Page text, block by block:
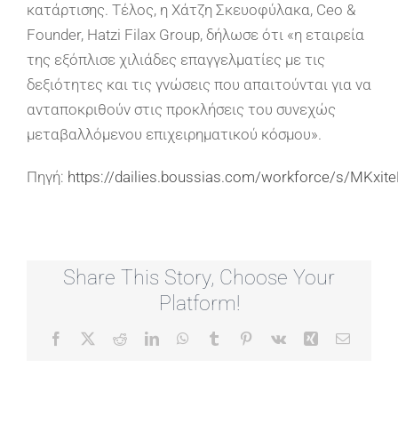
κατάρτισης. Τέλος, η Χάτζη Σκευοφύλακα, Ceo &
Founder, Hatzi Filax Group, δήλωσε ότι «η εταιρεία
της εξόπλισε χιλιάδες επαγγελματίες με τις
δεξιότητες και τις γνώσεις που απαιτούνται για να
ανταποκριθούν στις προκλήσεις του συνεχώς
μεταβαλλόμενου επιχειρηματικού κόσμου».
Πηγή: https://dailies.boussias.com/workforce/s/
Share This Story, Choose Your
Platform!
Facebook RedditLinkedInWhatsApp
Tumblr Pinterest
Vk Xing Email